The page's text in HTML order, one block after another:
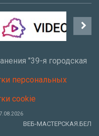
"39-я городская
персональных
cookie
ВЕБ-МАСТЕРСКАЯ.БЕЛ